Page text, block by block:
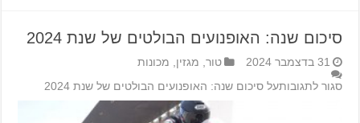
סיכום שנה: האופנועים הבולטים של שנת 2024
31 בדצמבר 2024 טור מגזין
מכונות
סגור לתגובותעל סיכום שנה: האופנועים הבולטים של שנת 2024